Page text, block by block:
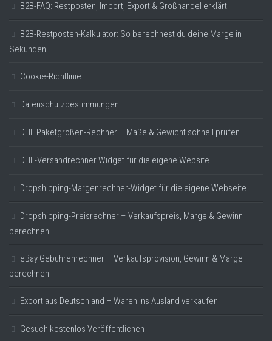
B2B-FAQ: Restposten, Import, Export & Großhandel erklärt
B2B-Restposten-Kalkulator: So berechnest du deine Marge in
Sekunden
Cookie-Richtlinie
Datenschutzbestimmungen
DHL Paketgrößen-Rechner – Maße & Gewicht schnell prüfen
DHL-Versandrechner Widget für die eigene Website.
Dropshipping-Margenrechner-Widget für die eigene Webseite
Dropshipping-Preisrechner – Verkaufspreis, Marge & Gewinn
berechnen
eBay Gebührenrechner – Verkaufsprovision, Gewinn & Marge
berechnen
Export aus Deutschland – Waren ins Ausland verkaufen
Gesuch kostenlos Veröffentlichen